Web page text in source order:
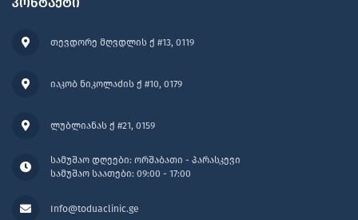
თევდორე მღვდლის ქ #13, 0119
სამუშაო დღეები: ორშაბათი - პარასკევი
სამუშაო საათები: 09:00 - 17:00
იაკობ ნიკოლაძის ქ #10, 0179
Info@toduaclinic.ge
ლუბლიანას ქ #21, 0159